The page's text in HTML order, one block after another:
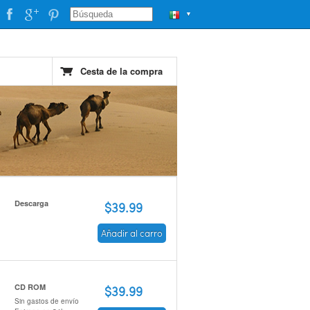
▼
Cesta de la compra
Descarga $39.99
Añadir al carro
CD ROM
Sin gastos de envío
$39.99